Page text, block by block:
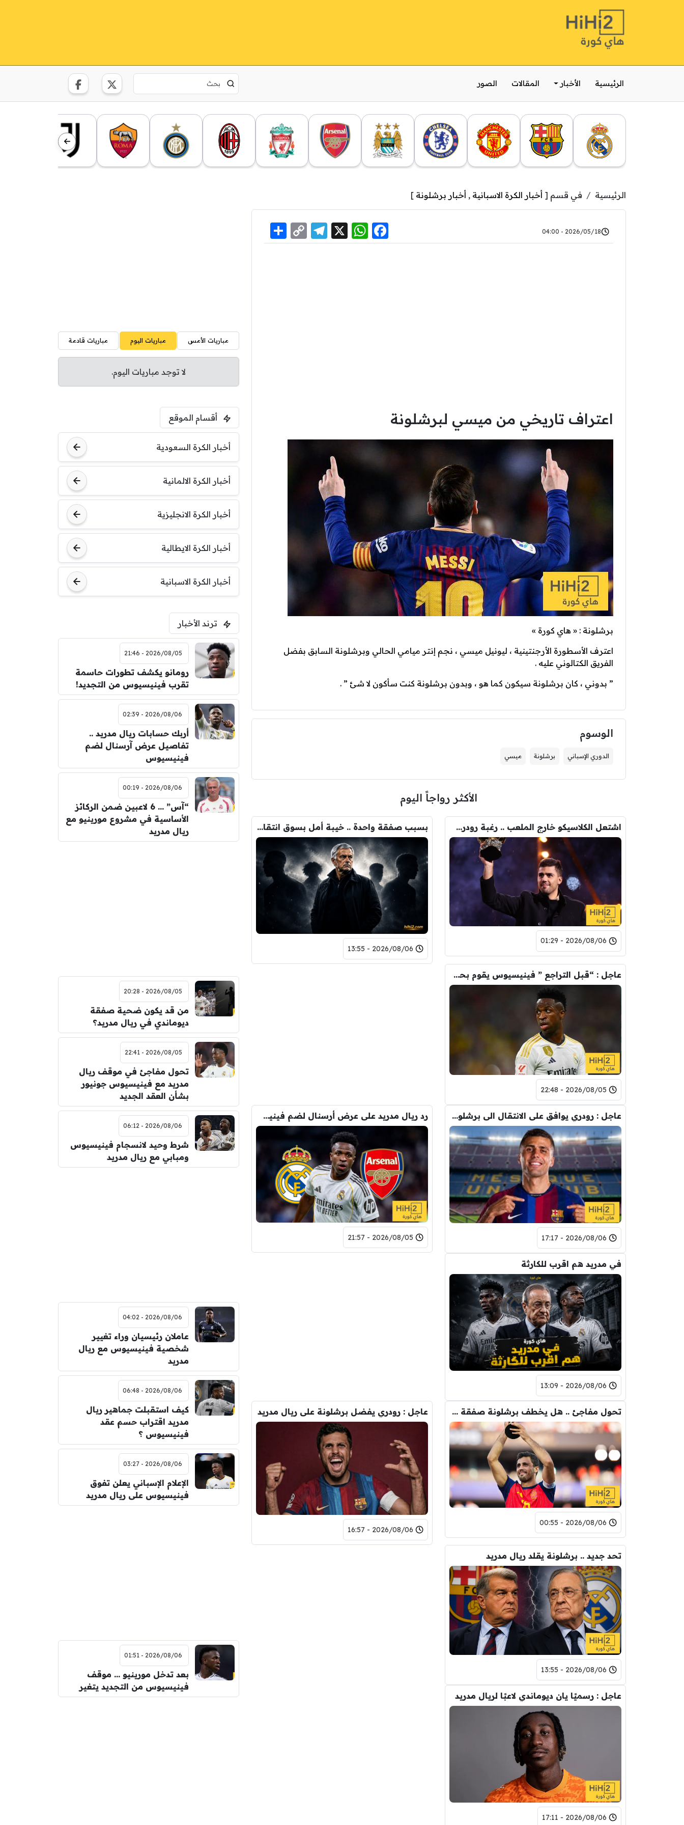
الرئيسية الأخبار المقالات الصور
الرئيسية في قسم [ أخبار الكرة الاسبانية , أخبار برشلونة ]
2026/05/18 - 04:00
Facebook
WhatsApp
X
Telegram
Copy
Link
اعتراف تاريخي من ميسي لبرشلونة
برشلونة : « هاي كورة »
اعترف الأسطورة الأرجنتينية ، ليونيل ميسي ، نجم إنتر ميامي الحالي وبرشلونة السابق بفضل
الفريق الكتالوني عليه .
” بدوني ، كان برشلونة سيكون كما هو ، وبدون برشلونة كنت سأكون لا شئ ” .
الوسوم
الدوري الإسباني برشلونة ميسي
الأكثر رواجاً اليوم
اشتعل الكلاسيكو خارج الملعب .. رغبة رودري تصدم ريال مدريد
2026/08/06 - 01:29
بسبب صفقة واحدة .. خيبة أمل بسوق انتقالات ريال مدريد !
2026/08/06 - 13:55
عاجل : “قبل التراجع ” فينيسيوس يقوم بحذف كل صوره مع ريال مدريد
2026/08/05 - 22:48
عاجل : رودري يوافق على الانتقال الى برشلونة.. 3 أسباب وراء قراره
2026/08/06 - 17:17
رد ريال مدريد على عرض أرسنال لضم فينيسيوس
2026/08/05 - 21:57
في مدريد هم اقرب للكارثة
2026/08/06 - 13:09
تحول مفاجئ .. هل يخطف برشلونة صفقة رودري من قلب مدريد ؟
2026/08/06 - 00:55
عاجل : رودري يفضل برشلونة على ريال مدريد
2026/08/06 - 16:57
تحد جديد .. برشلونة يقلد ريال مدريد
2026/08/06 - 13:55
عاجل : رسميًا يان ديوماندي لاعبًا لريال مدريد
2026/08/06 - 17:11
مباريات الأمس مباريات اليوم مباريات قادمة
لا توجد مباريات اليوم.
أقسام الموقع
أخبار الكرة السعودية
أخبار الكرة الالمانية
أخبار الكرة الانجليزية
أخبار الكرة الايطالية
أخبار الكرة الاسبانية
ترند الأخبار
2026/08/05 - 21:46
رومانو يكشف تطورات حاسمة
تقرب فينيسيوس من التجديد!
2026/08/06 - 02:39
أربك حسابات ريال مدريد ..
تفاصيل عرض آرسنال لضم
فينيسيوس
2026/08/06 - 00:19
“آس” … 6 لاعبين ضمن الركائز
الأساسية في مشروع مورينيو مع
ريال مدريد
2026/08/05 - 20:28
من قد يكون ضحية صفقة
ديوماندي في ريال مدريد؟
2026/08/05 - 22:41
تحول مفاجئ في موقف ريال
مدريد مع فينيسيوس جونيور
بشأن العقد الجديد
2026/08/06 - 06:12
شرط وحيد لانسجام فينيسيوس
ومبابي مع ريال مدريد
2026/08/06 - 04:02
عاملان رئيسيان وراء تغيير
شخصية فينيسيوس مع ريال
مدريد
2026/08/06 - 06:48
كيف استقبلت جماهير ريال
مدريد اقتراب حسم عقد
فينيسيوس ؟
2026/08/06 - 03:27
الإعلام الإسباني يعلن تفوق
فينيسيوس على ريال مدريد
2026/08/06 - 01:51
بعد تدخل مورينيو … موقف
فينيسيوس من التجديد يتغير